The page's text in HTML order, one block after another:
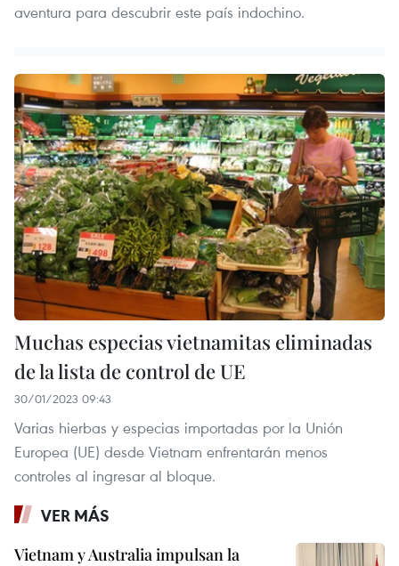
aventura para descubrir este país indochino.
Muchas especias vietnamitas eliminadas
de la lista de control de UE
30/01/2023 09:43
Varias hierbas y especias importadas por la Unión
Europea (UE) desde Vietnam enfrentarán menos
controles al ingresar al bloque.
VER MÁS
Vietnam y Australia impulsan la